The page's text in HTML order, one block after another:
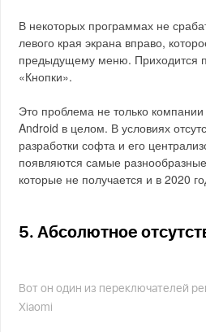
В некоторых программах не
левого края экрана вправо,
предыдущему меню. Приходится
«Кнопки».
Это проблема не только
Android в целом. В условиях
разработки софта и его
появляются самые
которые не получается и в 2020
5. Абсолютное
Вот он один из переключателей
Xiaomi